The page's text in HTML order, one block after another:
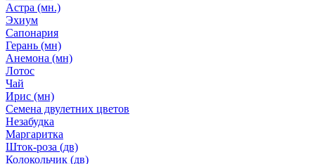
Астра (мн.)
Эхиум
Сапонария
Герань (мн)
Анемона (мн)
Лотос
Чай
Ирис (мн)
Семена двулетних цветов
Незабудка
Маргаритка
Шток-роза (дв)
Колокольчик (дв)